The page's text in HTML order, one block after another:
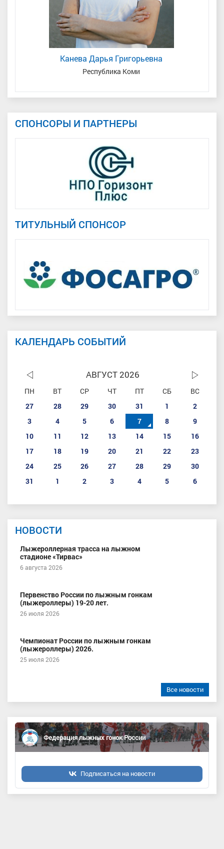
Канева Дарья Григорьевна
Республика Коми
СПОНСОРЫ И ПАРТНЕРЫ
ТИТУЛЬНЫЙ СПОНСОР
КАЛЕНДАРЬ СОБЫТИЙ
АВГУСТ 2026
ПН ВТ СР ЧТ ПТ СБ
ВС
27
28 29 30 31 1
2
3
4 5 6 7 8
9
10
11 12 13 14 15
16
17
18 19 20 21 22
23
24
25 26 27 28 29
30
31
1 2 3 4 5 6
НОВОСТИ
Лыжероллерная трасса на лыжном
стадионе «Тирвас»
6 августа 2026
Первенство России по лыжным гонкам
(лыжероллеры) 19-20 лет.
26 июля 2026
Чемпионат России по лыжным гонкам
(лыжероллеры) 2026.
25 июля 2026
Все новости
Федерация лыжных гонок России
Подписаться на новости